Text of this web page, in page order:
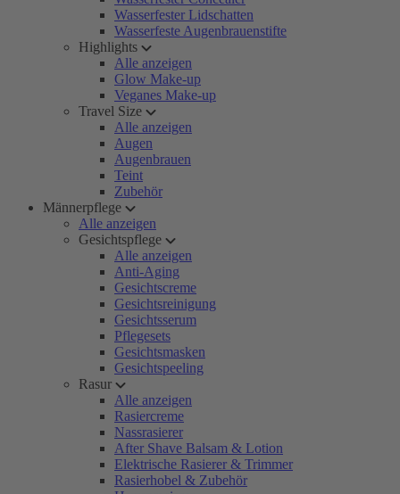
Wasserfester Lidschatten
Wasserfeste Augenbrauenstifte
Highlights
Alle anzeigen
Glow Make-up
Veganes Make-up
Travel Size
Alle anzeigen
Augen
Augenbrauen
Teint
Zubehör
Männerpflege
Alle anzeigen
Gesichtspflege
Alle anzeigen
Anti-Aging
Gesichtscreme
Gesichtsreinigung
Gesichtsserum
Pflegesets
Gesichtsmasken
Gesichtspeeling
Rasur
Alle anzeigen
Rasiercreme
Nassrasierer
After Shave Balsam & Lotion
Elektrische Rasierer & Trimmer
Rasierhobel & Zubehör